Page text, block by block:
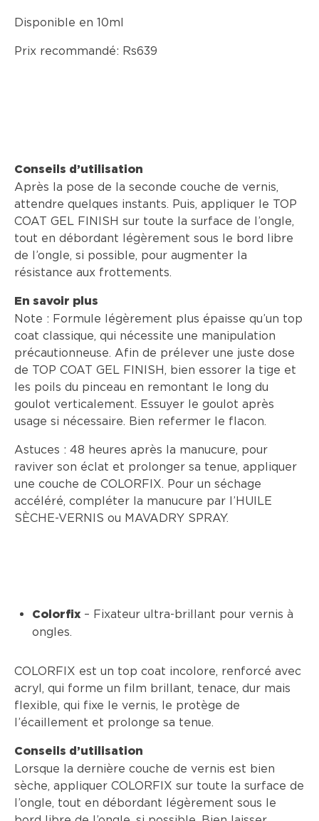
Disponible en 10ml
Prix recommandé: Rs639
Conseils d’utilisation
Après la pose de la seconde couche de vernis,
attendre quelques instants. Puis, appliquer le TOP
COAT GEL FINISH sur toute la surface de l’ongle,
tout en débordant légèrement sous le bord libre
de l’ongle, si possible, pour augmenter la
résistance aux frottements.
En savoir plus
Note : Formule légèrement plus épaisse qu’un top
coat classique, qui nécessite une manipulation
précautionneuse. Afin de prélever une juste dose
de TOP COAT GEL FINISH, bien essorer la tige et
les poils du pinceau en remontant le long du
goulot verticalement. Essuyer le goulot après
usage si nécessaire. Bien refermer le flacon.
Astuces : 48 heures après la manucure, pour
raviver son éclat et prolonger sa tenue, appliquer
une couche de COLORFIX. Pour un séchage
accéléré, compléter la manucure par l’HUILE
SÈCHE-VERNIS ou MAVADRY SPRAY.
Colorfix – Fixateur ultra-brillant pour vernis à
ongles.
COLORFIX est un top coat incolore, renforcé avec
acryl, qui forme un film brillant, tenace, dur mais
flexible, qui fixe le vernis, le protège de
l’écaillement et prolonge sa tenue.
Conseils d’utilisation
Lorsque la dernière couche de vernis est bien
sèche, appliquer COLORFIX sur toute la surface de
l’ongle, tout en débordant légèrement sous le